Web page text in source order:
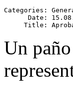
Categories:
Date:
Un